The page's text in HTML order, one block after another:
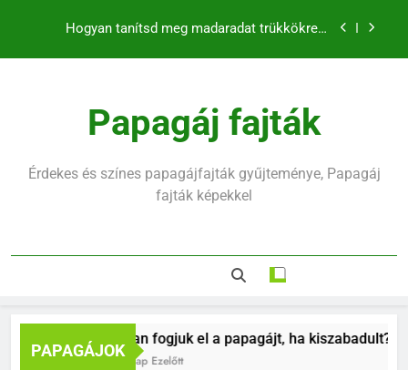
Mennyit alszik egy hullámos papagáj?
Hogyan fogjuk el a papagájt, ha kiszabadult?
klikkerrel
Mennyit alszik egy hullámos papagáj?
Papagáj fajták
Érdekes és színes papagájfajták gyűjteménye, Papagáj
fajták képekkel
PAPAGÁJOK
Hogyan fogjuk el a papagájt, ha kiszabadult?
10 Hónap Ezelőtt